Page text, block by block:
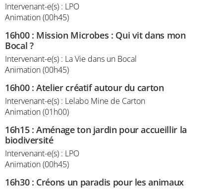
Intervenant-e(s) : LPO
Animation (00h45)
16h00: Mission Microbes : Qui vit dans mon
Bocal ?
Intervenant-e(s) : La Vie dans un Bocal
Animation (00h45)
16h00:Atelier créatif autour du carton
Intervenant-e(s) : Lelabo Mine de Carton
Animation (01h00)
16h15:Aménage ton jardin pour accueillir la
biodiversité
Intervenant-e(s) : LPO
Animation (00h45)
16h30: Créons un paradis pour les animaux